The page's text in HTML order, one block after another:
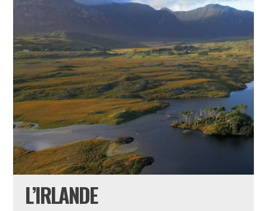
L’IRLANDE